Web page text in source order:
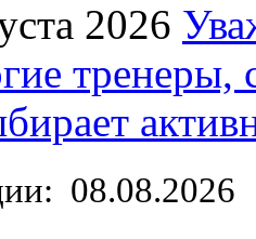
2026
тренеры,
08.08.2026